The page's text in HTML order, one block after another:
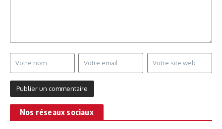
Nos réseaux sociaux